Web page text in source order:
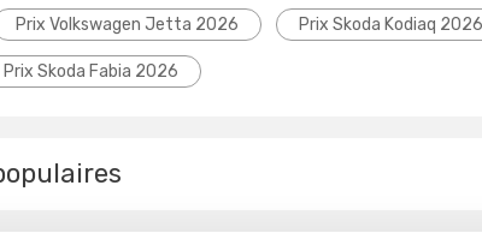
Prix Volkswagen Jetta 2026 Prix Skoda Kodiaq 2026
Prix Skoda Fabia 2026